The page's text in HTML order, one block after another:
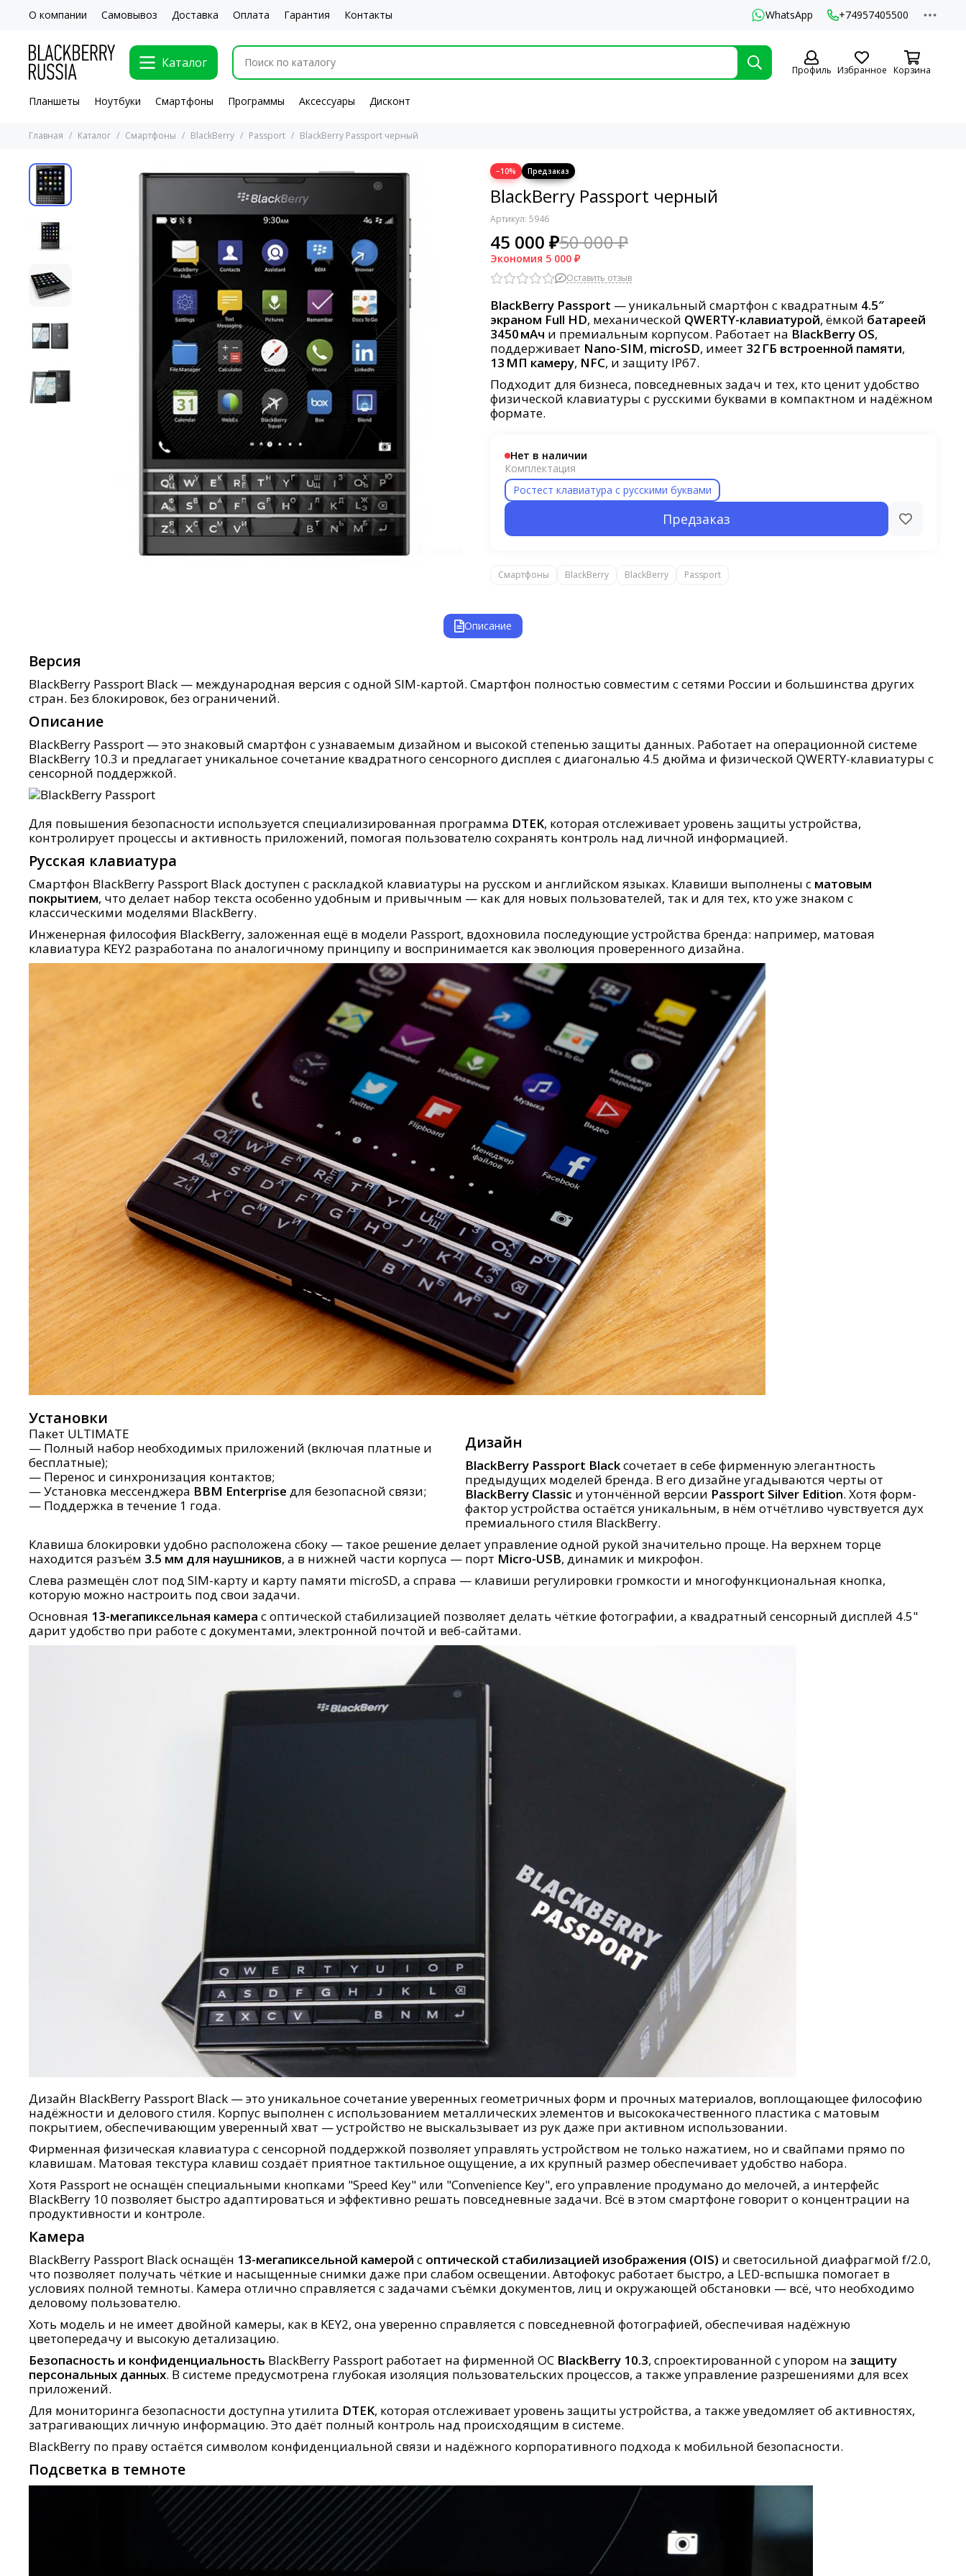
О компании Самовывоз Доставка Оплата Гарантия Контакты WhatsApp +74957405500
Каталог Профиль Избранное Корзина
Планшеты Ноутбуки Смартфоны Программы Аксессуары Дисконт
Главная Каталог Смартфоны BlackBerry Passport BlackBerry Passport черный
−10%
BlackBerry Passport черный
Артикул: 5946
45 000 ₽50 000 ₽
Экономия 5 000 ₽
Оставить отзыв
BlackBerry Passport — уникальный смартфон с квадратным 4.5″
экраном Full HD, механической QWERTY-клавиатурой, ёмкой батареей
3450 мАч и премиальным корпусом. Работает на BlackBerry OS,
поддерживает Nano-SIM, microSD, имеет 32 ГБ встроенной памяти,
13 МП камеру, NFC, и защиту IP67.
Подходит для бизнеса, повседневных задач и тех, кто ценит удобство
физической клавиатуры с русскими буквами в компактном и надёжном
формате.
Нет в наличии
Комплектация
Ростест клавиатура с русскими буквами
Предзаказ
Смартфоны BlackBerry BlackBerry Passport
Описание
Версия
BlackBerry Passport Black — международная версия с одной SIM-картой. Смартфон полностью совместим с сетями России и большинства других
стран. Без блокировок, без ограничений.
Описание
BlackBerry Passport — это знаковый смартфон с узнаваемым дизайном и высокой степенью защиты данных. Работает на операционной системе
BlackBerry 10.3 и предлагает уникальное сочетание квадратного сенсорного дисплея с диагональю 4.5 дюйма и физической QWERTY-клавиатуры с
сенсорной поддержкой.
Для повышения безопасности используется специализированная программа DTEK, которая отслеживает уровень защиты устройства,
контролирует процессы и активность приложений, помогая пользователю сохранять контроль над личной информацией.
Русская клавиатура
Смартфон BlackBerry Passport Black доступен с раскладкой клавиатуры на русском и английском языках. Клавиши выполнены с матовым
покрытием, что делает набор текста особенно удобным и привычным — как для новых пользователей, так и для тех, кто уже знаком с
классическими моделями BlackBerry.
Инженерная философия BlackBerry, заложенная ещё в модели Passport, вдохновила последующие устройства бренда: например, матовая
клавиатура KEY2 разработана по аналогичному принципу и воспринимается как эволюция проверенного дизайна.
Установки
Пакет ULTIMATE
— Полный набор необходимых приложений (включая платные и
бесплатные);
— Перенос и синхронизация контактов;
— Установка мессенджера BBM Enterprise для безопасной связи;
— Поддержка в течение 1 года.
Дизайн
BlackBerry Passport Blackсочетает в себе фирменную элегантность
предыдущих моделей бренда. В его дизайне угадываются черты от
BlackBerry Classic и утончённой версии Passport Silver Edition. Хотя форм-
фактор устройства остаётся уникальным, в нём отчётливо чувствуется дух
премиального стиля BlackBerry.
Клавиша блокировки удобно расположена сбоку — такое решение делает управление одной рукой значительно проще. На верхнем торце
находится разъём 3.5 мм для наушников, а в нижней части корпуса — порт Micro-USB, динамик и микрофон.
Слева размещён слот под SIM-карту и карту памяти microSD, а справа — клавиши регулировки громкости и многофункциональная кнопка,
которую можно настроить под свои задачи.
Основная 13-мегапиксельная камера с оптической стабилизацией позволяет делать чёткие фотографии, а квадратный сенсорный дисплей 4.5"
дарит удобство при работе с документами, электронной почтой и веб-сайтами.
Дизайн BlackBerry Passport Black — это уникальное сочетание уверенных геометричных форм и прочных материалов, воплощающее философию
надёжности и делового стиля. Корпус выполнен с использованием металлических элементов и высококачественного пластика с матовым
покрытием, обеспечивающим уверенный хват — устройство не выскальзывает из рук даже при активном использовании.
Фирменная физическая клавиатура с сенсорной поддержкой позволяет управлять устройством не только нажатием, но и свайпами прямо по
клавишам. Матовая текстура клавиш создаёт приятное тактильное ощущение, а их крупный размер обеспечивает удобство набора.
Хотя Passport не оснащён специальными кнопками "Speed Key" или "Convenience Key", его управление продумано до мелочей, а интерфейс
BlackBerry 10 позволяет быстро адаптироваться и эффективно решать повседневные задачи. Всё в этом смартфоне говорит о концентрации на
продуктивности и контроле.
Камера
BlackBerry Passport Black оснащён 13-мегапиксельной камерой с оптической стабилизацией изображения (OIS) и светосильной диафрагмой f/2.0,
что позволяет получать чёткие и насыщенные снимки даже при слабом освещении. Автофокус работает быстро, а LED-вспышка помогает в
условиях полной темноты. Камера отлично справляется с задачами съёмки документов, лиц и окружающей обстановки — всё, что необходимо
деловому пользователю.
Хоть модель и не имеет двойной камеры, как в KEY2, она уверенно справляется с повседневной фотографией, обеспечивая надёжную
цветопередачу и высокую детализацию.
Безопасность и конфиденциальность BlackBerry Passport работает на фирменной ОС BlackBerry 10.3, спроектированной с упором на защиту
персональных данных. В системе предусмотрена глубокая изоляция пользовательских процессов, а также управление разрешениями для всех
приложений.
Для мониторинга безопасности доступна утилита DTEK, которая отслеживает уровень защиты устройства, а также уведомляет об активностях,
затрагивающих личную информацию. Это даёт полный контроль над происходящим в системе.
BlackBerry по праву остаётся символом конфиденциальной связи и надёжного корпоративного подхода к мобильной безопасности.
Подсветка в темноте